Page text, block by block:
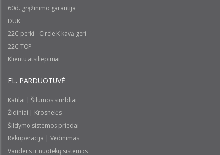
60d. grąžinimo garantija
DUK
22C perki - Circle K kavą geri
22C TOP
Klientu atsiliepimai
EL. PARDUOTUVĖ
Katilai | Šilumos siurbliai
Židiniai | Krosnelės
Šildymo sistemos priedai
Rekuperacija | Vėdinimas
Vandens ir nuotekų sistemos